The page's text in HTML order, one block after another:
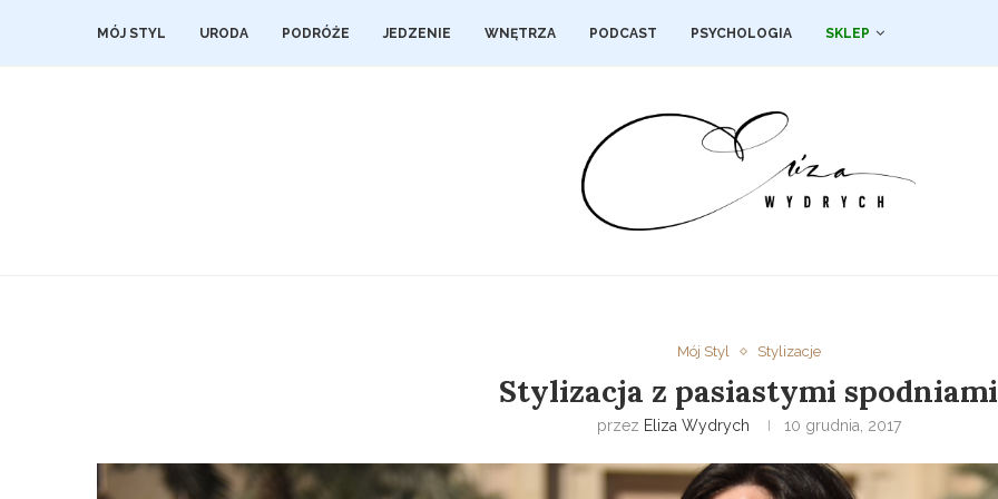
MÓJ STYL URODA PODRÓŻE JEDZENIE WNĘTRZA PODCAST PSYCHOLOGIA SKLEP
Mój Styl Stylizacje
Stylizacja z pasiastymi spodniami
przez Eliza Wydrych 10 grudnia, 2017